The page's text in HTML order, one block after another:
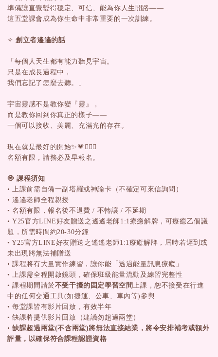
準備讓直覺變得穩定、可信、能為你人生開路——
這五堂課會成為你生命中非常重要的一次訓練。
✧ 創立者遙遙的話
「每個人天生都有能力聽見宇宙。
只是在成長過程中，
我們忘記了怎麼去聽。」
宇宙靈感不是教你變『靈』，
而是教你回到你真正的樣子——
一個可以接收、美麗、充滿光的存在。
現在就是最好的開始✨💗🏄🏽‍♀️
名額有限，請務必及早報名。
🧿課程須知
• 上課前需自備一副塔羅或神諭卡（不確定可來信詢問）
• 遙遙老師全程親授
• 名額有限，報名後不退費 / 不轉讓 / 不延期
•Y25官方LINE好友贈送之遙遙老師1:1療癒解牌，可療癒乙個議
題，所需時間約20-30分鐘
• Y25官方LINE好友贈送之遙遙老師1:1療癒解牌，屆時若遲到或
未出現將無法補贈送
• 課程將有大量實作練習，讓你能「透過能量訊息療癒」
• 上課需全程開啟鏡頭，確保班級能量流動及 練習完整性
• 課程期間請於不受干擾的固定學習空間上課，恕不接受在行進
中的任何交通工具(如捷運、公車、車內等)參與
• 每堂課皆有影片回放，有效半年
• 缺課將提供影片回放（建議勿超過兩堂）
•缺課超過兩堂(不含兩堂)將無法直接結業，將令安排補考或額外
評量，以確保符合課程認證資格